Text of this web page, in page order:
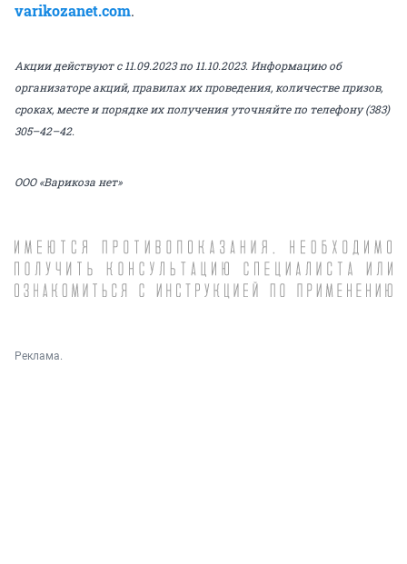
varikozanet.com.
Акции действуют с 11.09.2023 по 11.10.2023. Информацию об
организаторе акций, правилах их проведения, количестве призов,
сроках, месте и порядке их получения уточняйте по телефону (383)
305–42–42.
ООО «Варикоза нет»
Реклама.